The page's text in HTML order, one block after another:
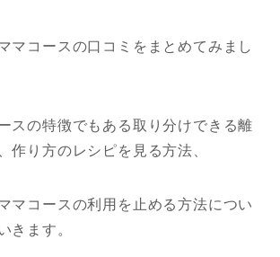
マコースの口コミをまとめてみまし
スの特徴でもある取り分けできる離
作り方のレシピを見る方法、
マコースの利用を止める方法につい
きます。